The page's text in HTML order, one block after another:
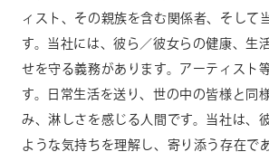
ィスト、その親族を含む関係者、そして
す。当社には、彼ら／彼女らの健康、生
せを守る義務があります。アーティスト
す。日常生活を送り、世の中の皆様と同
み、淋しさを感じる人間です。当社は、
ような気持ちを理解し、寄り添う存在で